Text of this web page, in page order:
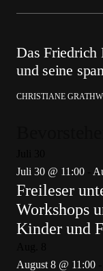
Das Friedrich
und seine
CHRISTIANE
Juli 30 @ 11:00
Freileser
Workshops
Kinder und
August 8 @ 11:00